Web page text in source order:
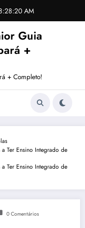
AM
Guia
+
+ Completo!
Ter Ensino Integrado de
Ter Ensino Integrado de
0 Comentários